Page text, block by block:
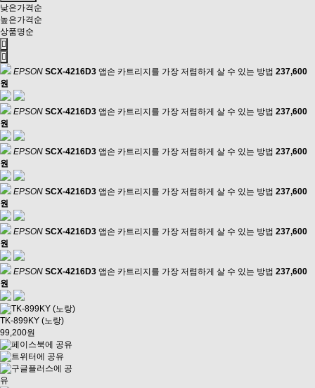
낮은가격순
높은가격순
상품명순
EPSON SCX-4216D3 앱손 카트리지를 가장 저렴하게 살 수 있는 방법 237,600
원
EPSON SCX-4216D3 앱손 카트리지를 가장 저렴하게 살 수 있는 방법 237,600
원
EPSON SCX-4216D3 앱손 카트리지를 가장 저렴하게 살 수 있는 방법 237,600
원
EPSON SCX-4216D3 앱손 카트리지를 가장 저렴하게 살 수 있는 방법 237,600
원
EPSON SCX-4216D3 앱손 카트리지를 가장 저렴하게 살 수 있는 방법 237,600
원
EPSON SCX-4216D3 앱손 카트리지를 가장 저렴하게 살 수 있는 방법 237,600
원
TK-899KY (노랑)
99,200원